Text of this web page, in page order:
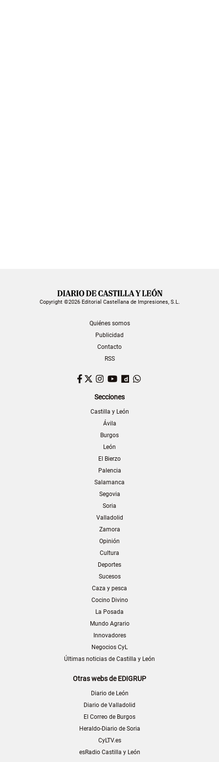
Copyright ©2026 Editorial Castellana de Impresiones, S.L.
Quiénes somos
Publicidad
Contacto
RSS
Facebook
TwitterInstagram
YouTubeDailymotion
Secciones
Castilla y León
Ávila
Burgos
León
El Bierzo
Palencia
Salamanca
Segovia
Soria
Valladolid
Zamora
Opinión
Cultura
Deportes
Sucesos
Caza y pesca
Cocino Divino
La Posada
Mundo Agrario
Innovadores
Negocios CyL
Últimas noticias de Castilla y León
Otras webs de EDIGRUP
Diario de León
Diario de Valladolid
El Correo de Burgos
Heraldo-Diario de Soria
CyLTV.es
esRadio Castilla y León